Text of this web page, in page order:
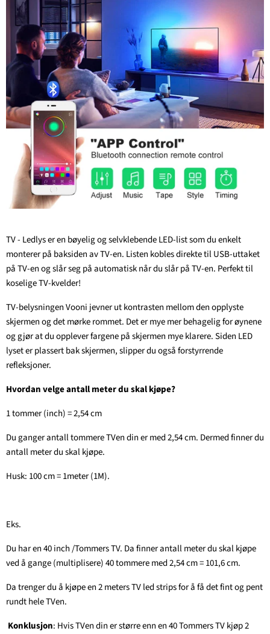
TV - Ledlys er en bøyelig og selvklebende LED-list som du enkelt
monterer på baksiden av TV-en. Listen kobles direkte til USB-uttaket
på TV-en og slår seg på automatisk når du slår på TV-en. Perfekt til
koselige TV-kvelder!
TV-belysningen Vooni jevner ut kontrasten mellom den opplyste
skjermen og det mørke rommet. Det er mye mer behagelig for øynene
og gjør at du opplever fargene på skjermen mye klarere. Siden LED
lyset er plassert bak skjermen, slipper du også forstyrrende
refleksjoner.
Hvordan velge antall meter du skal kjøpe?
1 tommer (inch) = 2,54 cm
Du ganger antall tommere TVen din er med 2,54 cm. Dermed finner du
antall meter du skal kjøpe.
Husk: 100 cm = 1meter (1M).
Eks.
Du har en 40 inch /Tommers TV. Da finner antall meter du skal kjøpe
ved å gange (multiplisere) 40 tommere med 2,54 cm = 101,6 cm.
Da trenger du å kjøpe en 2 meters TV led strips for å få det fint og pent
rundt hele TVen.
Konklusjon: Hvis TVen din er større enn en 40 Tommers TV kjøp 2